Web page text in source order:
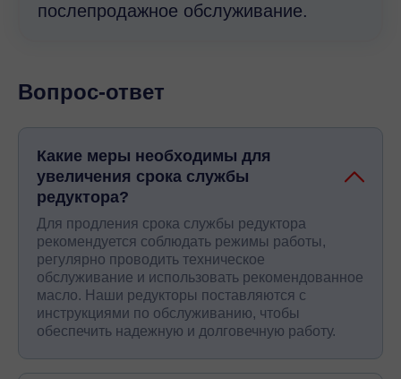
послепродажное обслуживание.
Вопрос-ответ
Какие меры необходимы для
увеличения срока службы
редуктора?
Для продления срока службы редуктора
рекомендуется соблюдать режимы работы,
регулярно проводить техническое
обслуживание и использовать рекомендованное
масло. Наши редукторы поставляются с
инструкциями по обслуживанию, чтобы
обеспечить надежную и долговечную работу.